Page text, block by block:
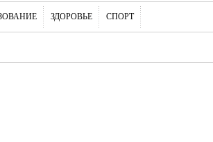
ЗДОРОВЬЕ СПОРТ